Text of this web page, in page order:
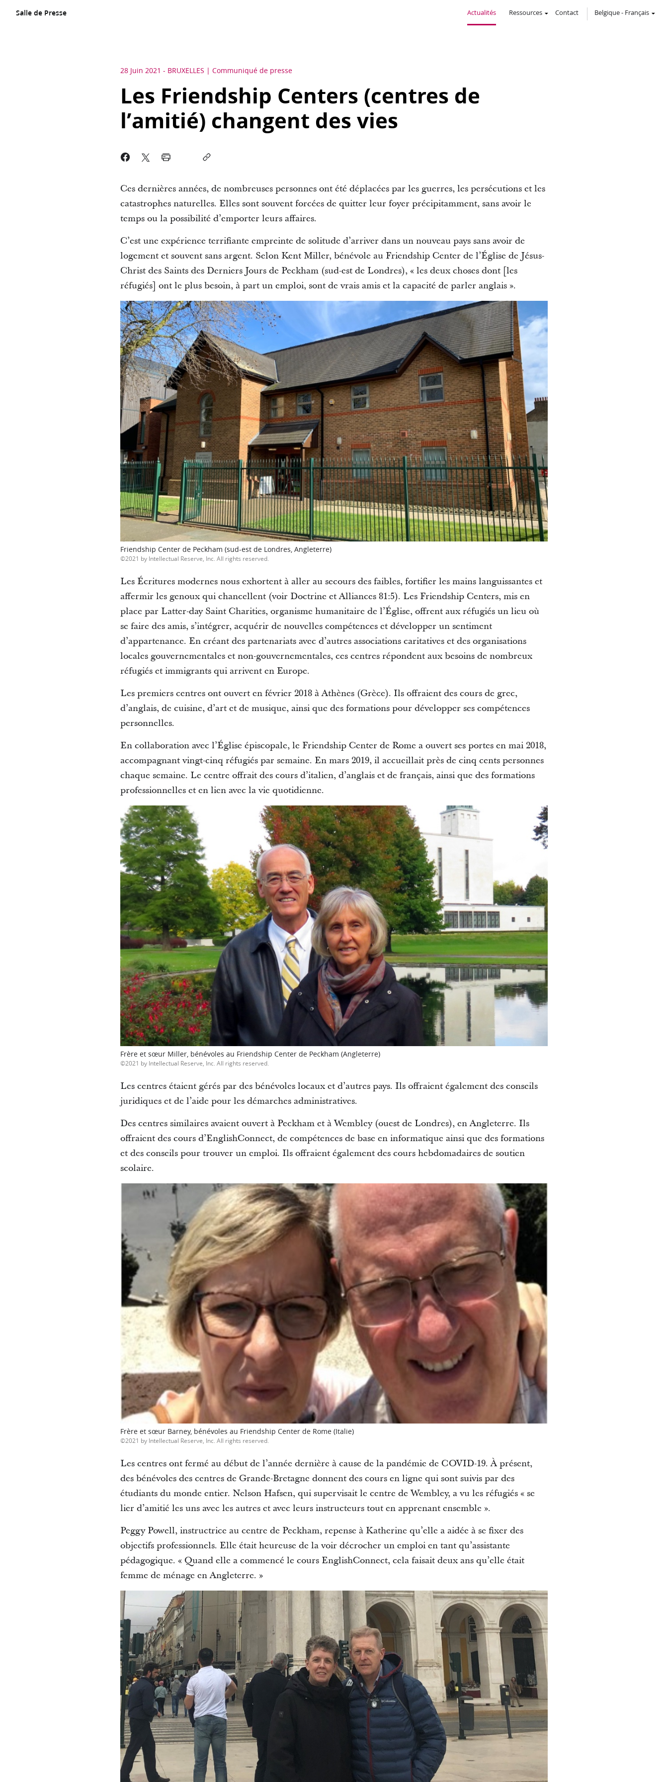
Salle de Presse Actualités Ressources Contact Belgique- Français
28 Juin 2021 - BRUXELLES Communiqué de presse
Les Friendship Centers (centres de
l’amitié) changent des vies
Ces dernières années, de nombreuses personnes ont été déplacées par les guerres, les persécutions et les
catastrophes naturelles. Elles sont souvent forcées de quitter leur foyer précipitamment, sans avoir le
temps ou la possibilité d’emporter leurs affaires.
C’est une expérience terrifiante empreinte de solitude d’arriver dans un nouveau pays sans avoir de
logement et souvent sans argent. Selon Kent Miller, bénévole au Friendship Center de l’Église de Jésus-
Christ des Saints des Derniers Jours de Peckham (sud-est de Londres), « les deux choses dont [les
réfugiés] ont le plus besoin, à part un emploi, sont de vrais amis et la capacité de parler anglais ».
Friendship Center de Peckham (sud-est de Londres, Angleterre)
2021 by Intellectual Reserve, Inc. All rights reserved.
Les Écritures modernes nous exhortent à aller au secours des faibles, fortifier les mains languissantes et
affermir les genoux qui chancellent (voir Doctrine et Alliances 81:5). Les Friendship Centers, mis en
place par Latter-day Saint Charities, organisme humanitaire de l’Église, offrent aux réfugiés un lieu où
se faire des amis, s’intégrer, acquérir de nouvelles compétences et développer un sentiment
d’appartenance. En créant des partenariats avec d’autres associations caritatives et des organisations
locales gouvernementales et non-gouvernementales, ces centres répondent aux besoins de nombreux
réfugiés et immigrants qui arrivent en Europe.
Les premiers centres ont ouvert en février 2018 à Athènes (Grèce). Ils offraient des cours de grec,
d’anglais, de cuisine, d’art et de musique, ainsi que des formations pour développer ses compétences
personnelles.
En collaboration avec l’Église épiscopale, le Friendship Center de Rome a ouvert ses portes en mai 2018,
accompagnant vingt-cinq réfugiés par semaine. En mars 2019, il accueillait près de cinq cents personnes
chaque semaine. Le centre offrait des cours d’italien, d’anglais et de français, ainsi que des formations
professionnelles et en lien avec la vie quotidienne.
Frère et sœur Miller, bénévoles au Friendship Center de Peckham (Angleterre)
2021 by Intellectual Reserve, Inc. All rights reserved.
Les centres étaient gérés par des bénévoles locaux et d’autres pays. Ils offraient également des conseils
juridiques et de l’aide pour les démarches administratives.
Des centres similaires avaient ouvert à Peckham et à Wembley (ouest de Londres), en Angleterre. Ils
offraient des cours d’EnglishConnect, de compétences de base en informatique ainsi que des formations
et des conseils pour trouver un emploi. Ils offraient également des cours hebdomadaires de soutien
scolaire.
Frère et sœur Barney, bénévoles au Friendship Center de Rome (Italie)
2021 by Intellectual Reserve, Inc. All rights reserved.
Les centres ont fermé au début de l’année dernière à cause de la pandémie de COVID-19. À présent,
des bénévoles des centres de Grande-Bretagne donnent des cours en ligne qui sont suivis par des
étudiants du monde entier. Nelson Hafsen, qui supervisait le centre de Wembley, a vu les réfugiés « se
lier d’amitié les uns avec les autres et avec leurs instructeurs tout en apprenant ensemble ».
Peggy Powell, instructrice au centre de Peckham, repense à Katherine qu’elle a aidée à se fixer des
objectifs professionnels. Elle était heureuse de la voir décrocher un emploi en tant qu’assistante
pédagogique. « Quand elle a commencé le cours EnglishConnect, cela faisait deux ans qu’elle était
femme de ménage en Angleterre. »